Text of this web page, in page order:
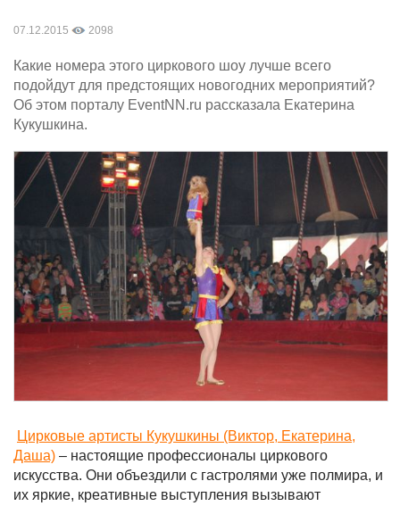
07.12.2015 2098
Какие номера этого циркового шоу лучше всего
подойдут для предстоящих новогодних мероприятий?
Об этом порталу EventNN.ru рассказала Екатерина
Кукушкина.
Цирковые артисты Кукушкины (Виктор, Екатерина,
Даша) – настоящие профессионалы циркового
искусства. Они объездили с гастролями уже полмира, и
их яркие, креативные выступления вызывают